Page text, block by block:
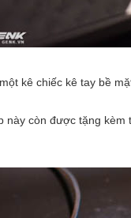
kê chiếc kê tay bề
này còn được tặng